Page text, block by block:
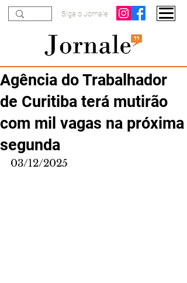
Siga o Jornale
Agência do Trabalhador
de Curitiba terá mutirão
com mil vagas na próxima
segunda
03/12/2025